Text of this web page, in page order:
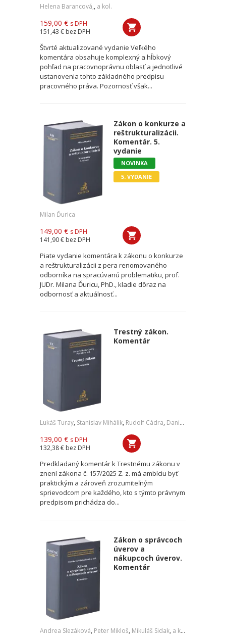
Helena Barancová,, a kol.
159,00 € s DPH
151,43 € bez DPH
Štvrté aktualizované vydanie Veľkého
komentára obsahuje komplexný a hĺbkový
pohľad na pracovnoprávnu oblasť a jednotlivé
ustanovenia tohto základného predpisu
pracovného práva. Pozornosť však...
Zákon o konkurze a
reštrukturalizácii.
Komentár. 5.
vydanie
NOVINKA
5. VYDANIE
Milan Ďurica
149,00 € s DPH
141,90 € bez DPH
Piate vydanie komentára k zákonu o konkurze
a reštrukturalizácii z pera renomovaného
odborníka na spracúvanú problematiku, prof.
JUDr. Milana Ďuricu, PhD., kladie dôraz na
odbornosť a aktuálnosť...
Trestný zákon.
Komentár
Lukáš Turay, Stanislav Mihálik, Rudolf Cádra, Daniel Petričko
139,00 € s DPH
132,38 € bez DPH
Predkladaný komentár k Trestnému zákonu v
znení zákona č. 157/2025 Z. z. má ambíciu byť
praktickým a zároveň zrozumiteľným
sprievodcom pre každého, kto s týmto právnym
predpisom prichádza do...
Zákon o správcoch
úverov a
nákupcoch úverov.
Komentár
Andrea Slezáková, Peter Mikloš, Mikuláš Sidak, a kol.